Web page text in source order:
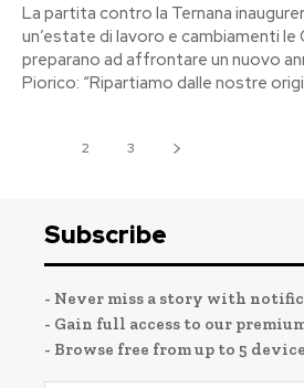
La partita contro la Ternana
un’estate di lavoro e cambiamenti le
preparano ad affrontare un nuovo
Piorico: “Ripartiamo dalle nostre
2 3
Subscribe
- Never miss a story with
- Gain full access to our
- Browse free from up to 5